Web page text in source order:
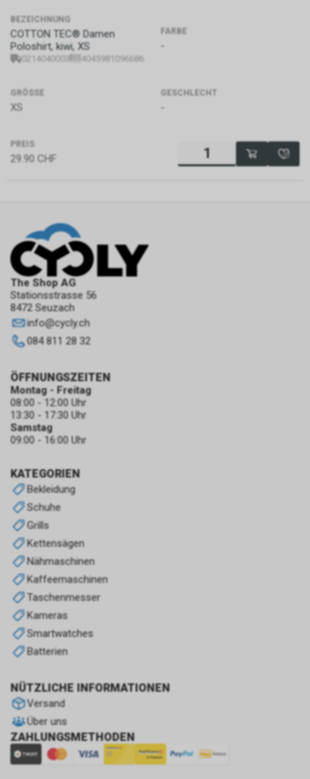
BEZEICHNUNG
COTTON TEC® Damen
Poloshirt, kiwi, XS
0214040003 4045981096686
FARBE
-
GRÖSSE
XS
GESCHLECHT
-
PREIS
29.90 CHF
The Shop AG
Stationsstrasse 56
8472 Seuzach
info@cycly.ch
084 811 28 32
KATEGORIEN
Bekleidung
Schuhe
Grills
Kettensägen
Nähmaschinen
Kaffeemaschinen
Taschenmesser
Kameras
Smartwatches
Batterien
NÜTZLICHE INFORMATIONEN
Versand
Über uns
ZAHLUNGSMETHODEN
ÖFFNUNGSZEITEN
Montag - Freitag
08:00 - 12:00 Uhr
13:30 - 17:30 Uhr
Samstag
09:00 - 16:00 Uhr